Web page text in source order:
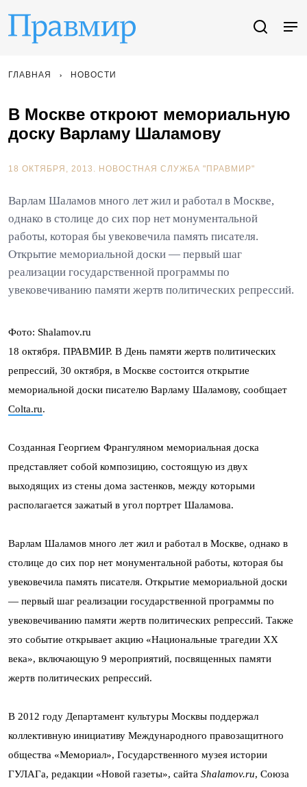
ГЛАВНАЯ НОВОСТИ
В Москве откроют мемориальную
доску Варламу Шаламову
18 ОКТЯБРЯ, 2013. НОВОСТНАЯ СЛУЖБА "ПРАВМИР"
Варлам Шаламов много лет жил и работал в Москве,
однако в столице до сих пор нет монументальной
работы, которая бы увековечила память писателя.
Открытие мемориальной доски — первый шаг
реализации государственной программы по
увековечиванию памяти жертв политических репрессий.
Фото: Shalamov.ru
18 октября. ПРАВМИР. В День памяти жертв политических
репрессий, 30 октября, в Москве состоится открытие
мемориальной доски писателю Варламу Шаламову, сообщает
Colta.ru.
Созданная Георгием Франгуляном мемориальная доска
представляет собой композицию, состоящую из двух
выходящих из стены дома застенков, между которыми
располагается зажатый в угол портрет Шаламова.
Варлам Шаламов много лет жил и работал в Москве, однако в
столице до сих пор нет монументальной работы, которая бы
увековечила память писателя. Открытие мемориальной доски
— первый шаг реализации государственной программы по
увековечиванию памяти жертв политических репрессий. Также
это событие открывает акцию «Национальные трагедии XX
века», включающую 9 мероприятий, посвященных памяти
жертв политических репрессий.
В 2012 году Департамент культуры Москвы поддержал
коллективную инициативу Международного правозащитного
общества «Мемориал», Государственного музея истории
ГУЛАГа, редакции «Новой газеты», сайта Shalamov.ru, Союза